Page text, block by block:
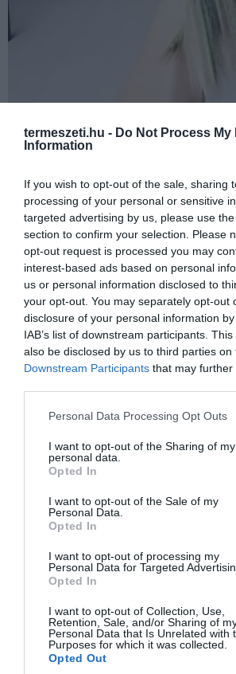
termeszeti.hu - Do Not Process My
Information
If you wish to opt-out of the sale, sharing
processing of your personal or sensitive
targeted advertising by us, please use
section to confirm your selection. Please
opt-out request is processed you may
interest-based ads based on personal
us or personal information disclosed to
your opt-out. You may separately opt-out
disclosure of your personal information
IAB’s list of downstream participants.
also be disclosed by us to third parties on
Downstream Participants that may
Please note that this website/app uses
not limited to your visit or usage
grant or deny consent to Google and its
use your data for below specified
consent section.
Personal Data Processing Opt Outs
I want to opt-out of the Sharing of my
personal data.
Opted In
I want to opt-out of the Sale of my
Personal Data.
Opted In
I want to opt-out of processing my
Personal Data for Targeted
Opted In
I want to opt-out of Collection, Use,
Retention, Sale, and/or Sharing of
Personal Data that Is Unrelated with
Purposes for which it was collected.
Opted Out